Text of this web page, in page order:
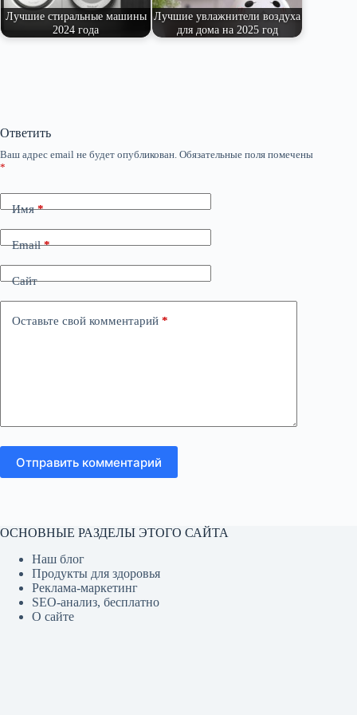
Лучшие стиральные машины
2024 года
Лучшие увлажнители воздуха
для дома на 2025 год
Ответить
Ваш адрес email не будет опубликован. Обязательные поля помечены
*
Имя*
Email*
Сайт
Оставьте свой комментарий *
Отправить комментарий
ОСНОВНЫЕ РАЗДЕЛЫ ЭТОГО САЙТА
Наш блог
Продукты для здоровья
Реклама-маркетинг
SEO-анализ, бесплатно
О сайте